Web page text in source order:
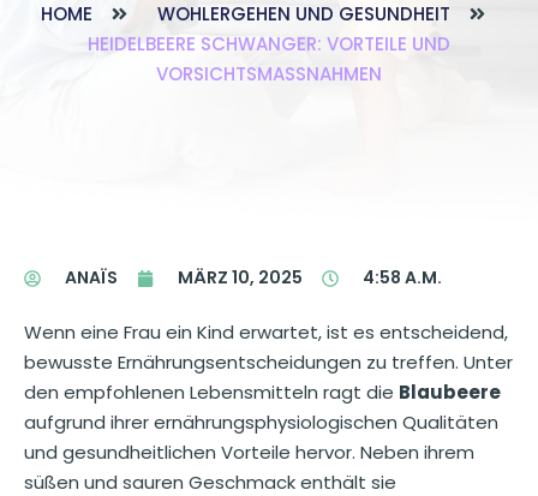
HOME
WOHLERGEHEN UND GESUNDHEIT
HEIDELBEERE SCHWANGER: VORTEILE UND
VORSICHTSMASSNAHMEN
ANAÏS MÄRZ 10, 2025 4:58 A.M.
Wenn eine Frau ein Kind erwartet, ist es entscheidend,
bewusste Ernährungsentscheidungen zu treffen. Unter
den empfohlenen Lebensmitteln ragt die Blaubeere
aufgrund ihrer ernährungsphysiologischen Qualitäten
und gesundheitlichen Vorteile hervor. Neben ihrem
süßen und sauren Geschmack enthält sie